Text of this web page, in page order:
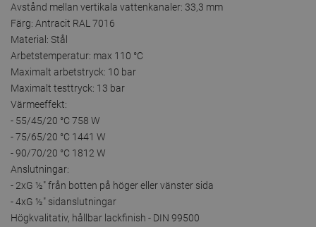
Avstånd mellan vertikala vattenkanaler: 33,3 mm
Färg: Antracit RAL 7016
Material: Stål
Arbetstemperatur: max 110 °C
Maximalt arbetstryck: 10 bar
Maximalt testtryck: 13 bar
Värmeeffekt:
- 55/45/20 °C 758 W
- 75/65/20 °C 1441 W
- 90/70/20 °C 1812 W
Anslutningar:
- 2xG ½″ från botten på höger eller vänster sida
- 4xG ½″ sidanslutningar
Högkvalitativ, hållbar lackfinish - DIN 99500